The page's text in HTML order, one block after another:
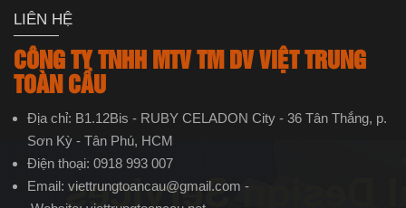
LIÊN HỆ
CÔNG TY TNHH MTV TM DV VIỆT TRUNG
TOÀN CẦU
Địa chỉ: B1.12Bis - RUBY CELADON City - 36 Tân Thắng, p.
Sơn Kỳ - Tân Phú, HCM
Điện thoại: 0918 993 007
Email: viettrungtoancau@gmail.com -